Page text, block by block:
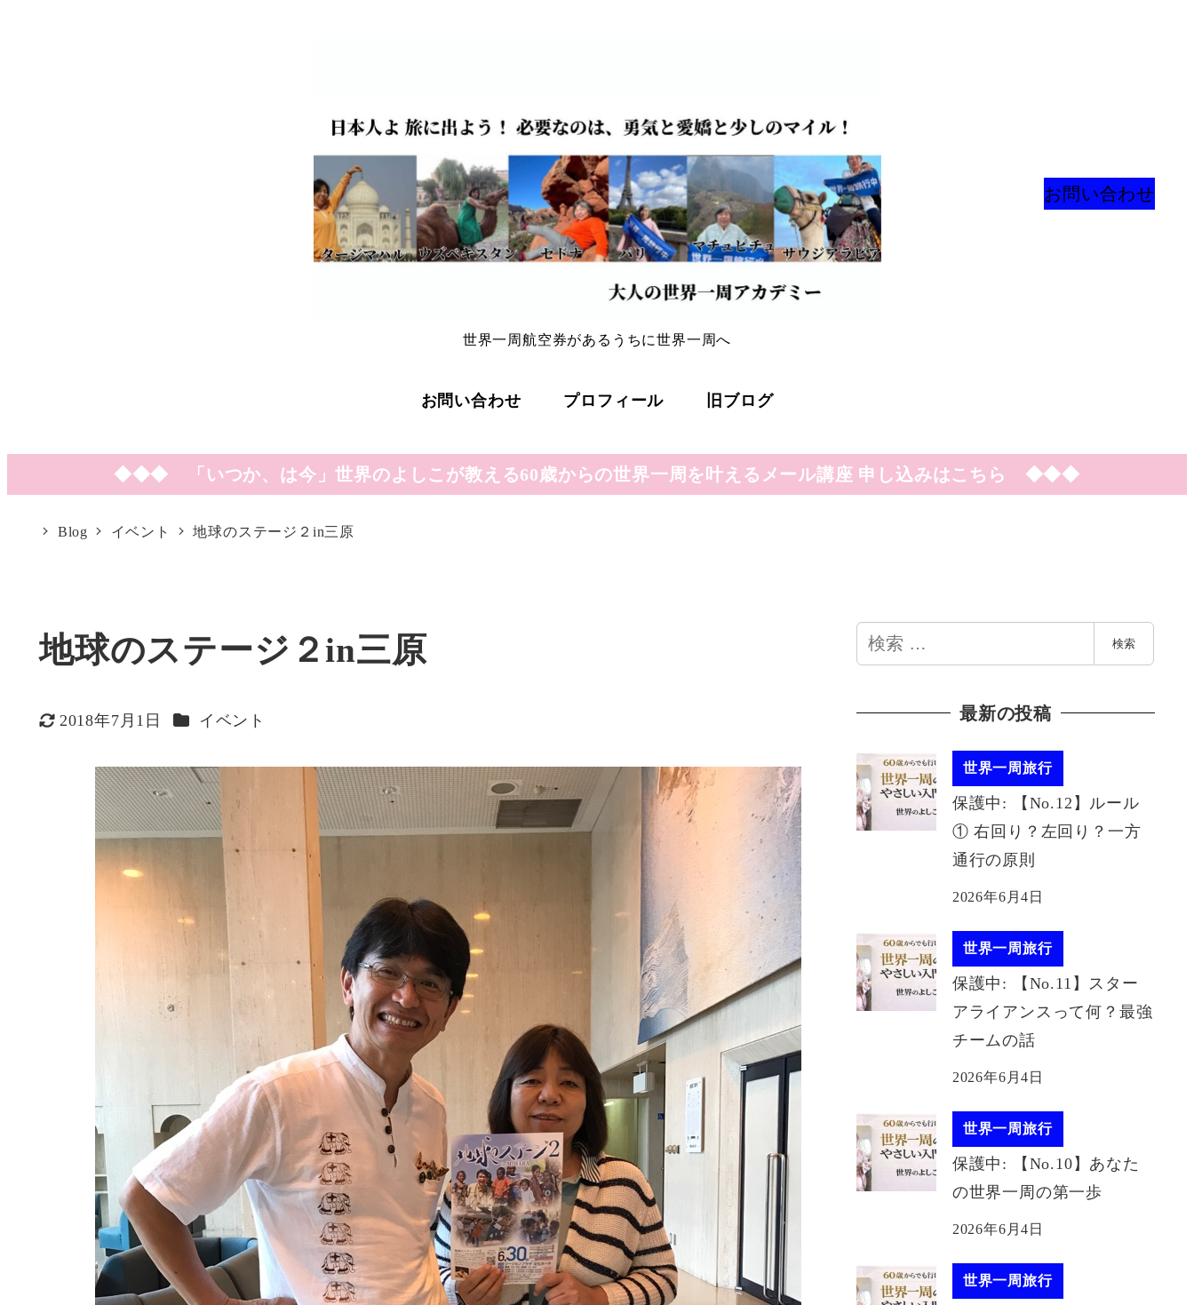
世界一周航空券があるうちに世界一周へ
お問い合わせ
お問い合わせ プロフィール 旧ブログ
◆◆◆ 「いつか、は今」世界のよしこが教える60歳からの世界一周を叶えるメール講座 申し込みはこちら ◆◆◆
Blog イベント 地球のステージ２in三原
地球のステージ２in三原
更新日
2018年7月1日 カテゴリー
イベント
検
索
検索
最新の投稿
世界一周旅行
保護中: 【No.12】ルール
① 右回り？左回り？一方
通行の原則
2026年6月4日
世界一周旅行
保護中: 【No.11】スター
アライアンスって何？最強
チームの話
2026年6月4日
世界一周旅行
保護中: 【No.10】あなた
の世界一周の第一歩
2026年6月4日
世界一周旅行